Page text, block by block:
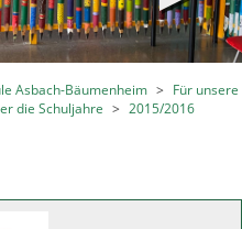
Asbach-Bäumenheim >
Für unsere
die Schuljahre > 2015/2016